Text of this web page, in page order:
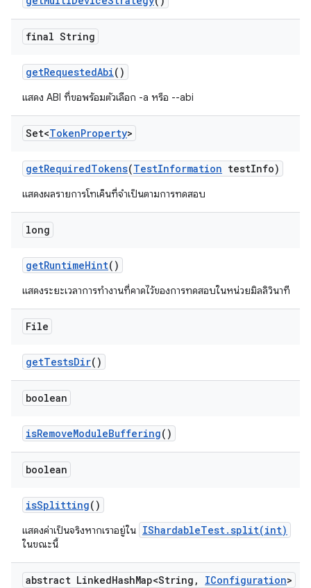
final String
getRequestedAbi()
แสดง ABI ที่ขอพร้อมตัวเลือก -a หรือ --abi
Set<TokenProperty>
getRequiredTokens(TestInformation testInfo)
แสดงผลรายการโทเค็นที่จำเป็นตามการทดสอบ
long
getRuntimeHint()
แสดงระยะเวลาการทำงานที่คาดไว้ของการทดสอบในหน่วยมิลลิวินาที
File
getTestsDir()
boolean
isRemoveModuleBuffering()
boolean
isSplitting()
แสดงค่าเป็นจริงหากเราอยู่ใน IShardableTest.split(int)
ในขณะนี้
abstract LinkedHashMap<String , IConfiguration>